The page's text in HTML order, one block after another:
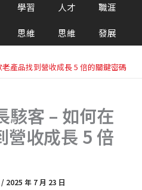
學習
思維
人才
思維
職涯
發展
產品找到營收成長 5 倍的關鍵密碼
駭客 – 如何在
營收成長 5 倍
/ 2025 年 7 月 23 日